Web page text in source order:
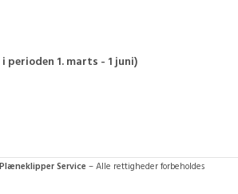
perioden 1. marts - 1 juni)
Service – Alle rettigheder forbeholdes